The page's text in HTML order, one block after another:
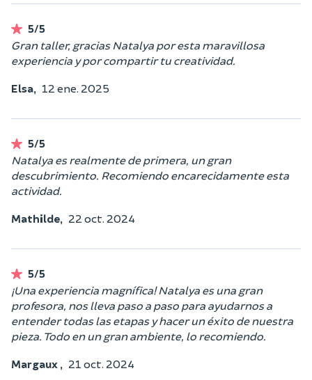
5/5
Gran taller, gracias Natalya por esta maravillosa
experiencia y por compartir tu creatividad.
Elsa, 12 ene. 2025
5/5
Natalya es realmente de primera, un gran
descubrimiento. Recomiendo encarecidamente esta
actividad.
Mathilde, 22 oct. 2024
5/5
¡Una experiencia magnífica! Natalya es una gran
profesora, nos lleva paso a paso para ayudarnos a
entender todas las etapas y hacer un éxito de nuestra
pieza. Todo en un gran ambiente, lo recomiendo.
Margaux , 21 oct. 2024